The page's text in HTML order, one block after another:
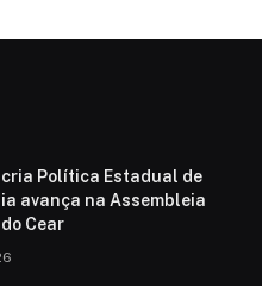
cria Política Estadual de
avança na Assembleia
Cear